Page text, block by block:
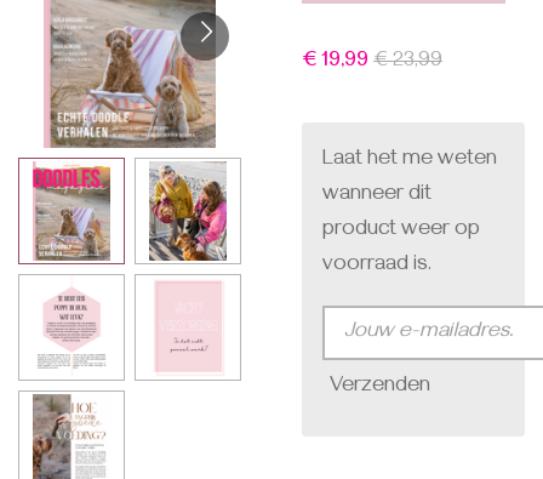
€ 19,99 € 23,99
Laat het me weten
wanneer dit
product weer op
voorraad is.
Verzenden